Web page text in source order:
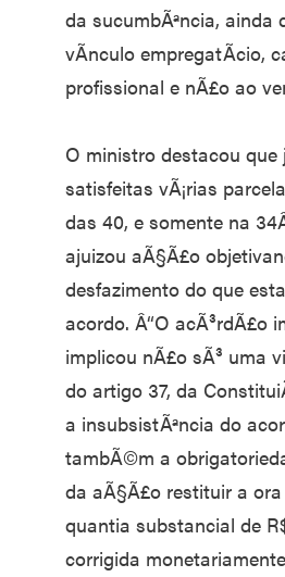
da sucumbÃªncia, ainda
vÃ­nculo empregatÃ­cio,
profissional e nÃ£o ao
O ministro destacou que
satisfeitas vÃ¡rias
das 40, e somente na
ajuizou aÃ§Ã£o
desfazimento do que
acordo. Â“O acÃ³rdÃ£o
implicou nÃ£o sÃ³ uma
do artigo 37, da
a insubsistÃªncia do
tambÃ©m a
da aÃ§Ã£o restituir a
quantia substancial de
corrigida